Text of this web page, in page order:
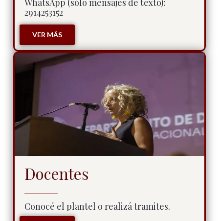
2914253152
VER MÁS
Docentes
Conocé el plantel o realizá tramites.